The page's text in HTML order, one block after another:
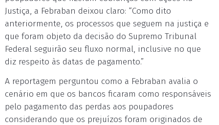
Justiça, a Febraban deixou claro: “Como dito
anteriormente, os processos que seguem na justiça e
que foram objeto da decisão do Supremo Tribunal
Federal seguirão seu fluxo normal, inclusive no que
diz respeito às datas de pagamento.”
A reportagem perguntou como a Febraban avalia o
cenário em que os bancos ficaram como responsáveis
pelo pagamento das perdas aos poupadores
considerando que os prejuízos foram originados de